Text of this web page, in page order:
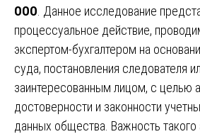
ООО . Данное исследование
процессуальное действие,
экспертом-бухгалтером на
суда, постановления следователя
заинтересованным лицом, с целью
достоверности и законности
данных общества. Важность такого